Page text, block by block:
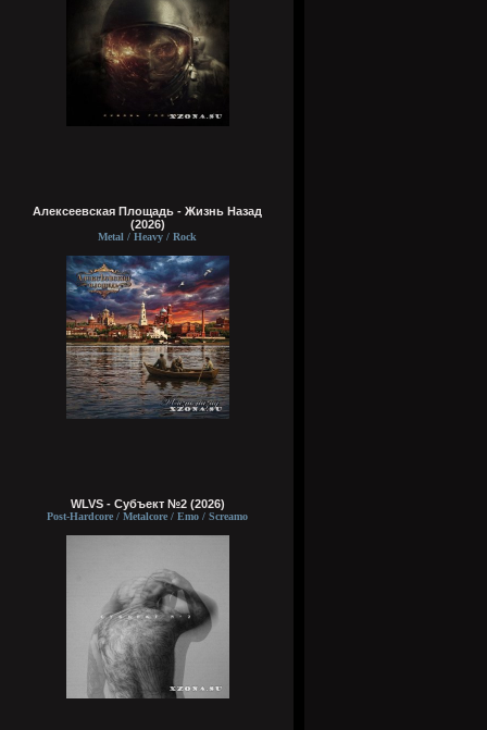
Алексеевская Площадь - Жизнь Назад
(2026)
Metal / Heavy / Rock
WLVS - Субъект №2 (2026)
Post-Hardcore / Metalcore / Emo / Screamo